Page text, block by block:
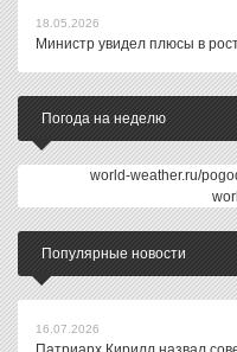
18.05.2026
Министр увидел плюсы в
Погода на неделю
world-weather.ru/
Популярные новости
16.07.2026